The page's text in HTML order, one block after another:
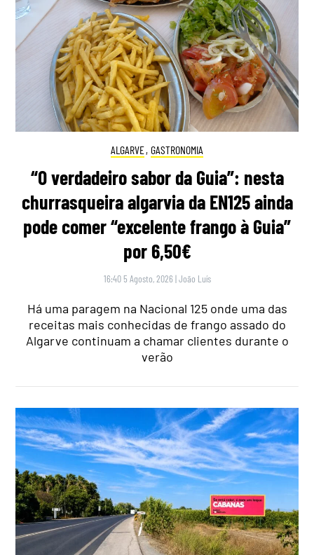
ALGARVE, GASTRONOMIA
“O verdadeiro sabor da Guia”: nesta
churrasqueira algarvia da EN125 ainda
pode comer “excelente frango à Guia”
por 6,50€
16:40 5 Agosto, 2026 |João Luís
Há uma paragem na Nacional 125 onde uma das
receitas mais conhecidas de frango assado do
Algarve continuam a chamar clientes durante o
verão